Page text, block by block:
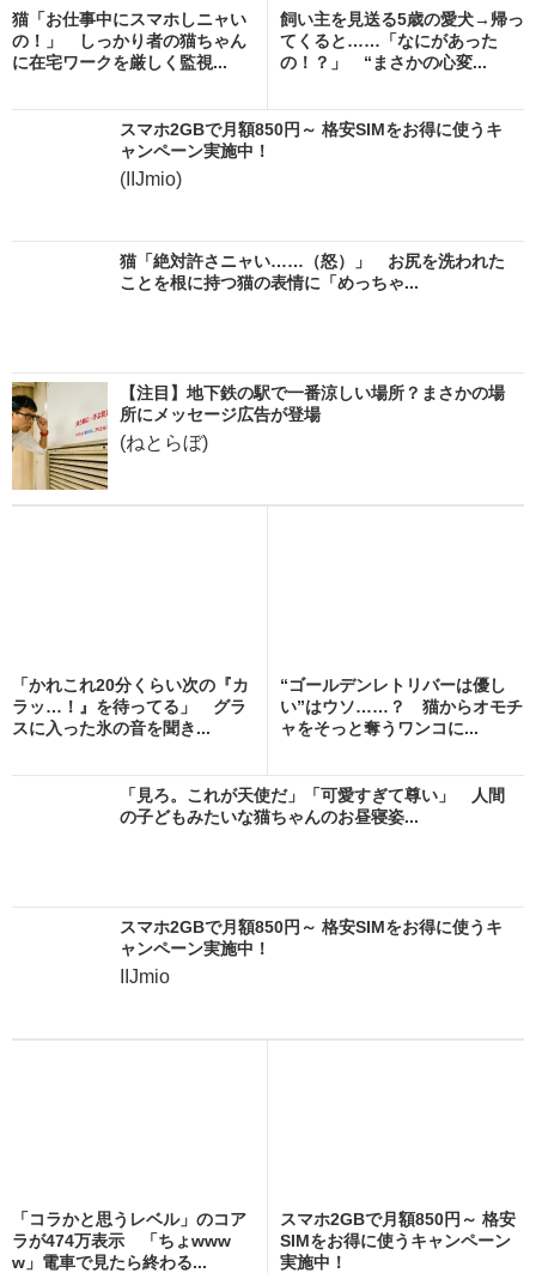
猫「お仕事中にスマホしニャい
の！」 しっかり者の猫ちゃん
に在宅ワークを厳しく監視...
飼い主を見送る5歳の愛犬→帰っ
てくると……「なにがあった
の！？」 “まさかの心変...
スマホ2GBで月額850円～ 格安SIMをお得に使うキ
ャンペーン実施中！
(IIJmio)
猫「絶対許さニャい……（怒）」 お尻を洗われた
ことを根に持つ猫の表情に「めっちゃ...
【注目】地下鉄の駅で一番涼しい場所？まさかの場
所にメッセージ広告が登場
(ねとらぼ)
「かれこれ20分くらい次の『カ
ラッ…！』を待ってる」 グラ
スに入った氷の音を聞き...
“ゴールデンレトリバーは優し
い”はウソ……？ 猫からオモチ
ャをそっと奪うワンコに...
「見ろ。これが天使だ」「可愛すぎて尊い」 人間
の子どもみたいな猫ちゃんのお昼寝姿...
スマホ2GBで月額850円～ 格安SIMをお得に使うキ
ャンペーン実施中！
IIJmio
「コラかと思うレベル」のコア
ラが474万表示 「ちょwww
w」電車で見たら終わる...
スマホ2GBで月額850円～ 格安
SIMをお得に使うキャンペーン
実施中！